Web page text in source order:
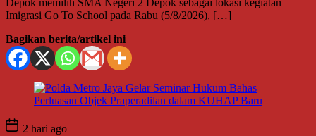
Depok memilih SMA Negeri 2 Depok sebagai lokasi kegiatan
Imigrasi Go To School pada Rabu (5/8/2026), […]
Bagikan berita/artikel ini
2 hari ago